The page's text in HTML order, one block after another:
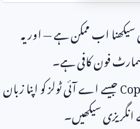
اب ممکن ہے — اور یہ
فون کافی ہے۔
جیسے اے آئی ٹولز کو اپنا زبان
انگریزی سیکھیں۔